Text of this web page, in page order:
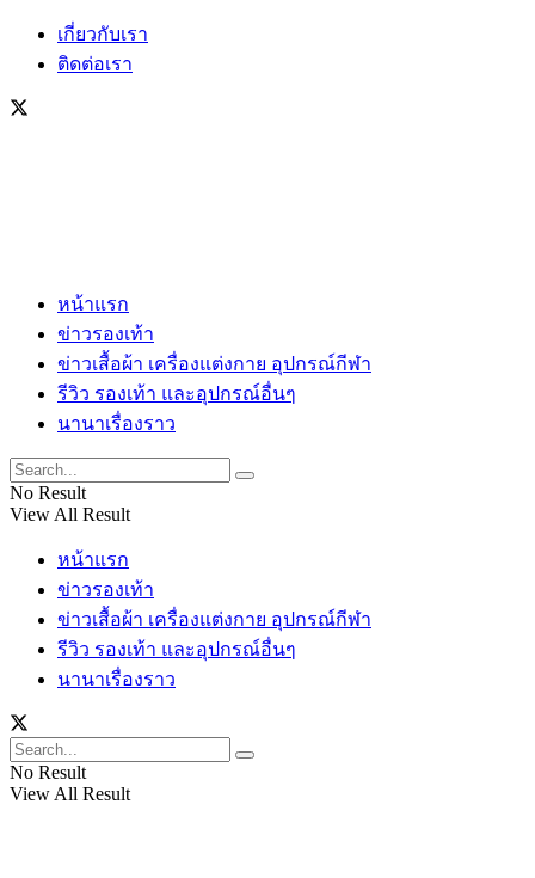
เกี่ยวกับเรา
ติดต่อเรา
หน้าแรก
ข่าวรองเท้า
ข่าวเสื้อผ้า เครื่องแต่งกาย อุปกรณ์กีฬา
รีวิว รองเท้า และอุปกรณ์อื่นๆ
นานาเรื่องราว
No Result
View All Result
หน้าแรก
ข่าวรองเท้า
ข่าวเสื้อผ้า เครื่องแต่งกาย อุปกรณ์กีฬา
รีวิว รองเท้า และอุปกรณ์อื่นๆ
นานาเรื่องราว
No Result
View All Result